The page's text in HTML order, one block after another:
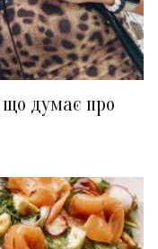
що думає про